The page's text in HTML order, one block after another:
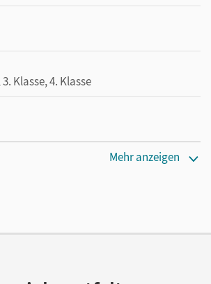
Klasse, 4. Klasse
Mehr anzeigen